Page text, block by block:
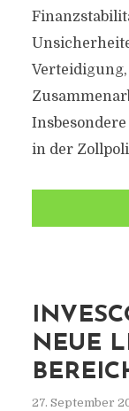
in der
NEUE
27. September